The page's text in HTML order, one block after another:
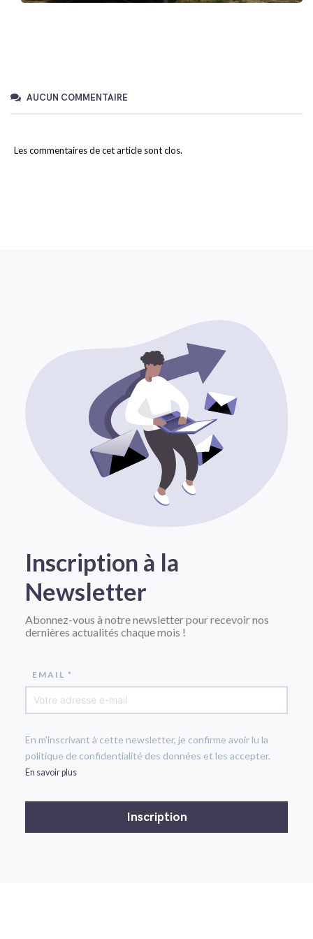
AUCUN COMMENTAIRE
Les commentaires de cet article sont clos.
Inscription à la
Newsletter
Abonnez-vous à notre newsletter pour recevoir nos
dernières actualités chaque mois !
EMAIL *
En m'inscrivant à cette newsletter, je confirme avoir lu la
politique de confidentialité des données et les accepter.
En savoir plus